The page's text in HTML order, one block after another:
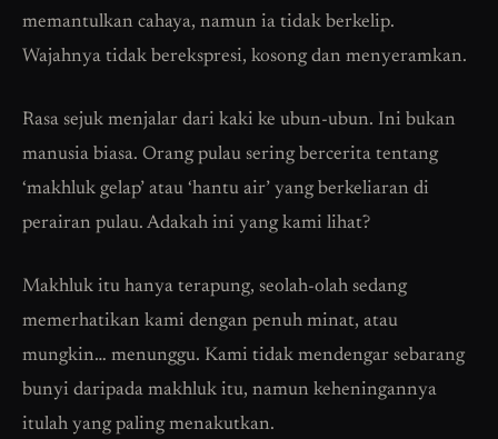
memantulkan cahaya, namun ia tidak berkelip.
Wajahnya tidak berekspresi, kosong dan menyeramkan.
Rasa sejuk menjalar dari kaki ke ubun-ubun. Ini bukan
manusia biasa. Orang pulau sering bercerita tentang
‘makhluk gelap’ atau ‘hantu air’ yang berkeliaran di
perairan pulau. Adakah ini yang kami lihat?
Makhluk itu hanya terapung, seolah-olah sedang
memerhatikan kami dengan penuh minat, atau
mungkin… menunggu. Kami tidak mendengar sebarang
bunyi daripada makhluk itu, namun keheningannya
itulah yang paling menakutkan.